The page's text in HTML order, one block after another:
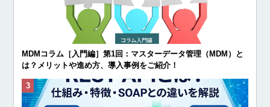
MDMコラム［入門編］第1回：マスターデータ管理（MDM）と
は？メリットや進め方、導入事例をご紹介！